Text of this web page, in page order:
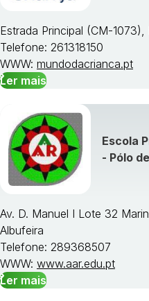
Estrada Principal (CM-
Telefone: 261318150
WWW: mundodacrianca.pt
Ler mais
Escola
- Pólo
Av. D. Manuel I Lote 32
Albufeira
Telefone: 289368507
WWW: www.aar.edu.pt
Ler mais